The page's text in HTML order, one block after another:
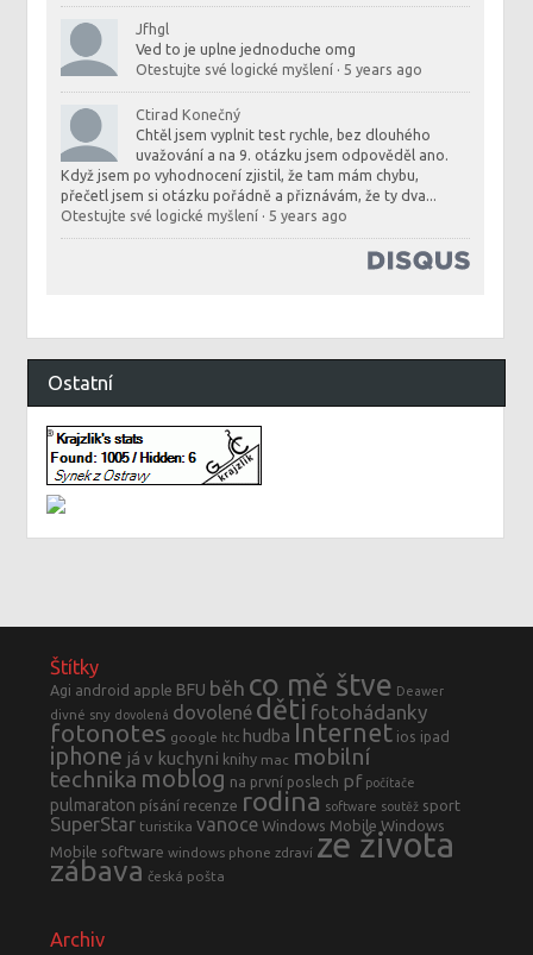
Jfhgl
Ved to je uplne jednoduche omg
Otestujte své logické myšlení · 5 years ago
Ctirad Konečný
Chtěl jsem vyplnit test rychle, bez dlouhého
uvažování a na 9. otázku jsem odpověděl ano.
Když jsem po vyhodnocení zjistil, že tam mám chybu,
přečetl jsem si otázku pořádně a přiznávám, že ty dva...
Otestujte své logické myšlení · 5 years ago
Ostatní
Štítky
Agi android apple BFU běh co mě štve Deawer
divné sny dovolená dovolené děti fotohádanky
fotonotes google htc hudba Internet ios ipad
iphone já v kuchyni knihy mac mobilní
technika moblog na první poslech pf počítače
pulmaraton písání recenze rodina software soutěž sport
SuperStar turistika vanoce Windows Mobile Windows
Mobile software windows phone zdraví ze života
zábava česká pošta
Archiv